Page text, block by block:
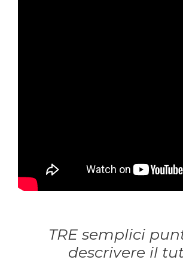
TRE semplici
descrivere il